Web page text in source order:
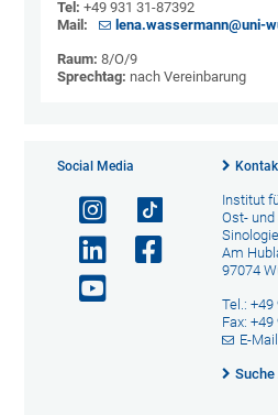
Tel:+49 931 31-87392
Mail:
lena.wassermann@uni-
Raum: 8/O/9
Sprechtag: nach Vereinbarung
Social Media
Institut
Ost-
Sinologie
Am
97074
Tel.: +49
Fax:
E-Mail